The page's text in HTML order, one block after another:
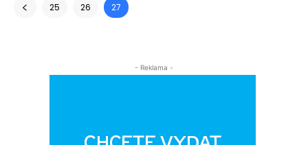
25 26 27
- Reklama -